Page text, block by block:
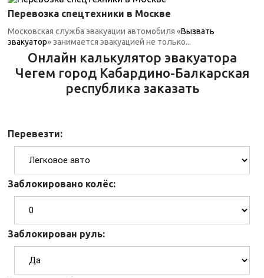
Перевозка спецтехники в Москве
Московская служба эвакуации автомобиля «Вызвать
эвакуатор» занимается эвакуацией не только...
Онлайн калькулятор эвакуатора
Чегем город Кабардино-Балкарская
республика заказать
Перевезти:
Заблокировано колёс:
Заблокирован руль: